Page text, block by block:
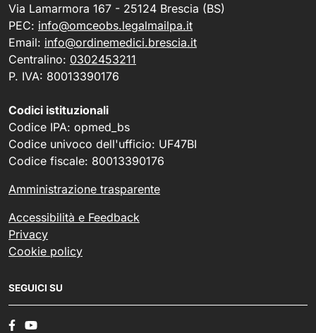
Via Lamarmora 167 - 25124 Brescia (BS)
PEC: info@omceobs.legalmailpa.it
Email: info@ordinemedici.brescia.it
Centralino: 0302453211
P. IVA: 80013390176
Codici istituzionali
Codice IPA: opmed_bs
Codice univoco dell'ufficio: UF47BI
Codice fiscale: 80013390176
Amministrazione trasparente
Accessibilità e Feedback
Privacy
Cookie policy
SEGUICI SU